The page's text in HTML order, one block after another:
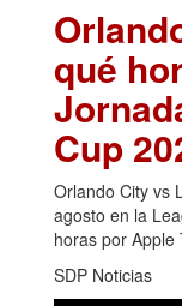
qué
Cup
Orlando City vs
agosto en la
horas por Apple
SDP Noticias